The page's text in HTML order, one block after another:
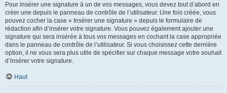
Pour insérer une signature à un de vos messages, vous devez tout d’abord en
créer une depuis le panneau de contrôle de l’utilisateur. Une fois créée, vous
pouvez cocher la case « Insérer une signature » depuis le formulaire de
rédaction afin d’insérer votre signature. Vous pouvez également ajouter une
signature qui sera insérée à tous vos messages en cochant la case appropriée
dans le panneau de contrôle de l’utilisateur. Si vous choisissez cette dernière
option, il ne vous sera plus utile de spécifier sur chaque message votre souhait
d’insérer votre signature.
Haut